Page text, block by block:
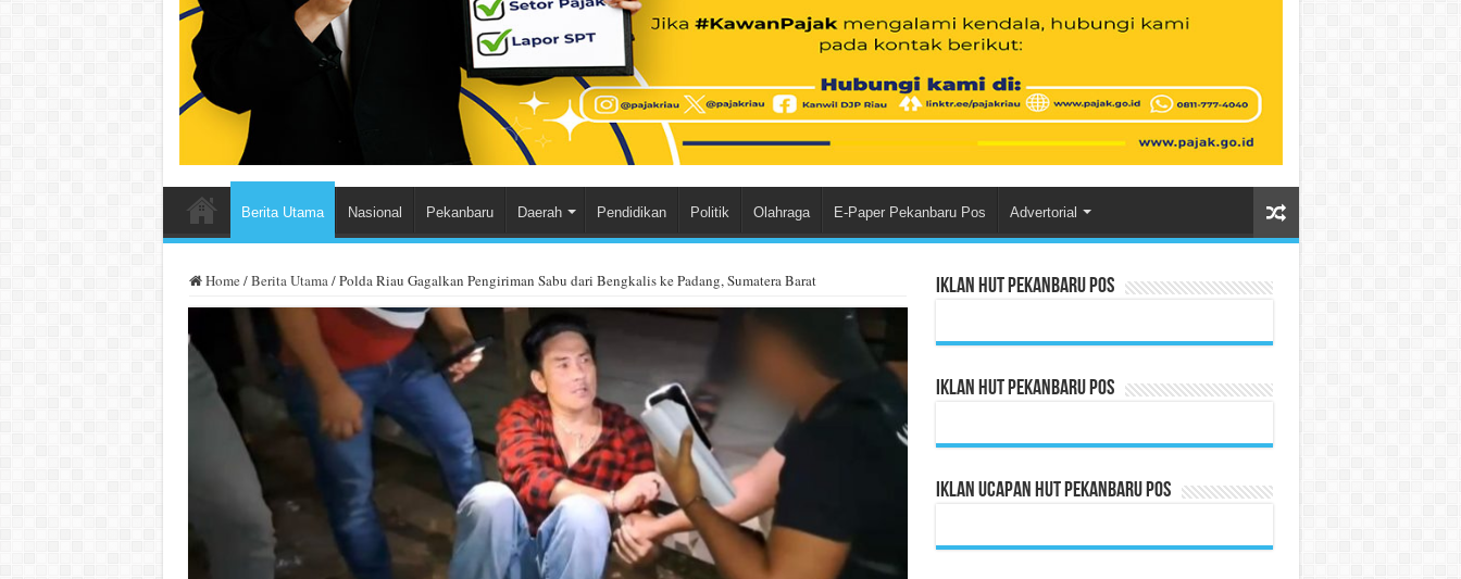
Berita Utama Nasional Pekanbaru Daerah Pendidikan Politik Olahraga E-Paper Pekanbaru Pos Advertorial
Home /Berita Utama/Polda Riau Gagalkan Pengiriman Sabu dari Bengkalis ke Padang, Sumatera Barat Iklan HUT Pekanbaru Pos
Iklan HUT Pekanbaru Pos
Iklan Ucapan HUT Pekanbaru Pos